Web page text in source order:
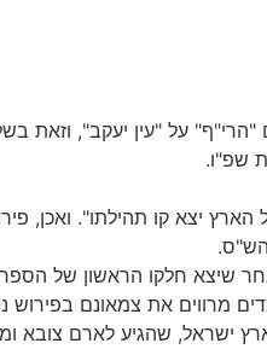
על "עין יעקב", וזאת
שפ"ו.
הארץ יצא קו תהילתו". ואכן,
הש"ס.
שיצא חלקו הראשון של הספר,
מרווים את צמאונם בפירוש
ישראל, שהגיע לארם צובא